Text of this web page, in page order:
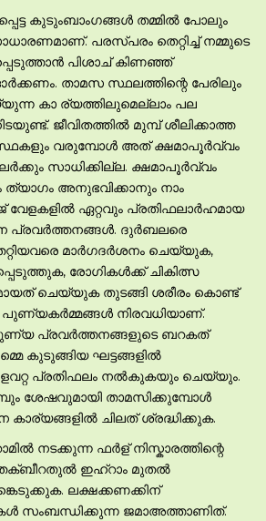
കുടുംബാംഗങ്ങള്‍ തമ്മില്‍ പോലും
പരസ്പരം തെറ്റിച്ച് നമ്മുടെ
പിശാച് കിണഞ്ഞ്
താമസ സ്ഥലത്തിന്റെ പേരിലും
കാ ര്യത്തിലുമെല്ലാം പല
ജീവിതത്തില്‍ മുമ്പ് ശീലിക്കാത്ത
വരുമ്പോള്‍ അത് ക്ഷമാപൂര്‍വ്വം
സാധിക്കില്ല. ക്ഷമാപൂര്‍വ്വം
അനുഭവിക്കാനും നാം
ഏറ്റവും പ്രതിഫലാര്‍ഹമായ
പ്രവര്‍ത്തനങ്ങള്‍. ദുര്‍ബലരെ
മാര്‍ഗദര്‍ശനം ചെയ്യുക,
രോഗികള്‍ക്ക് ചികിത്സ
ചെയ്യുക തുടങ്ങി ശരീരം കൊണ്ട്
പുണ്യകര്‍മ്മങ്ങള്‍ നിരവധിയാണ്.
പ്രവര്‍ത്തനങ്ങളുടെ ബറകത്
കുടുങ്ങിയ ഘട്ടങ്ങളില്‍
പ്രതിഫലം നല്‍കുകയും ചെയ്യും.
ശേഷവുമായി താമസിക്കുമ്പോള്‍
ചിലത് ശ്രദ്ധിക്കുക.
നടക്കുന്ന ഫര്‍ള് നിസ്കാരത്തിന്റെ
ഇഹ്റാം മുതല്‍
ലക്ഷക്കണക്കിന്
സംബന്ധിക്കുന്ന ജമാഅത്താണിത്.